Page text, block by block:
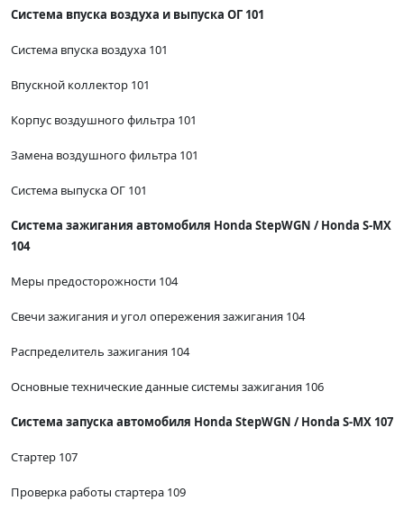
Система впуска воздуха и выпуска ОГ 101
Система впуска воздуха 101
Впускной коллектор 101
Корпус воздушного фильтра 101
Замена воздушного фильтра 101
Система выпуска ОГ 101
Система зажигания автомобиля Honda StepWGN / Honda S-MX
104
Меры предосторожности 104
Свечи зажигания и угол опережения зажигания 104
Распределитель зажигания 104
Основные технические данные системы зажигания 106
Система запуска автомобиля Honda StepWGN / Honda S-MX 107
Стартер 107
Проверка работы стартера 109